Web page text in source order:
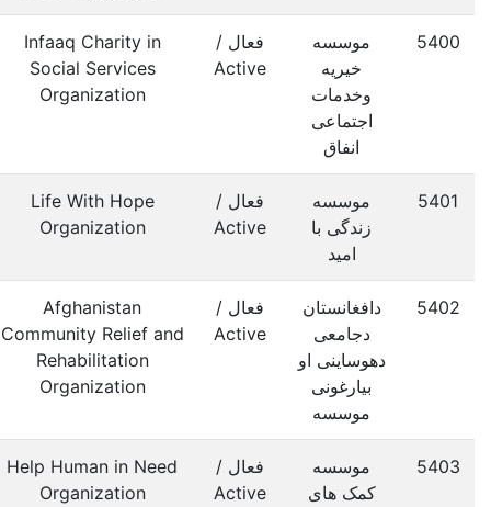
5400
موسسه
خیریه
وخدمات
اجتماعی
انفاق
فعال /
Active
Infaaq Charity in
Social Services
Organization
5401
موسسه
زندگی با
امید
فعال /
Active
Life With Hope
Organization
5402
دافغانستان
دجامعی
دهوساینی او
بیارغونی
موسسه
فعال /
Active
Afghanistan
Community Relief and
Rehabilitation
Organization
5403
موسسه
کمک های
فعال /
Active
Help Human in Need
Organization